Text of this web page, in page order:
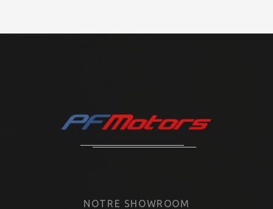
NOTRE SHOWROOM